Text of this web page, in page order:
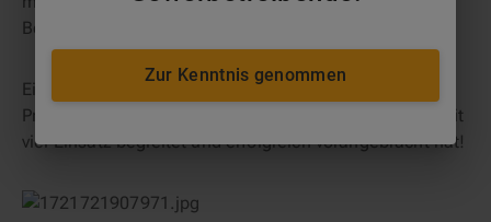
Betriebs.
Ein großes Dankeschön an Tim Karschies,
Projektmanager bei klickrent, der das Projekt vor Ort mit
viel Einsatz begleitet und erfolgreich vorangebracht hat!
Zur Kenntnis genommen